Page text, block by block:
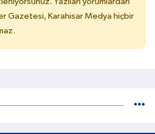
Gazetesi, Karahisar Medya hiçbir